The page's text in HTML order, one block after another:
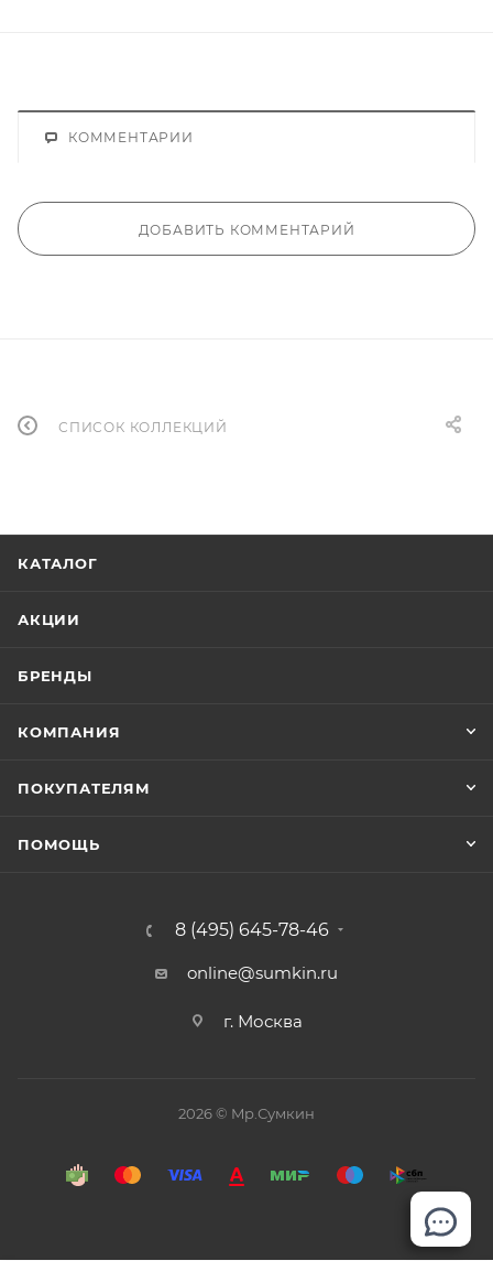
КОММЕНТАРИИ
ДОБАВИТЬ КОММЕНТАРИЙ
СПИСОК КОЛЛЕКЦИЙ
КАТАЛОГ
АКЦИИ
БРЕНДЫ
КОМПАНИЯ
ПОКУПАТЕЛЯМ
ПОМОЩЬ
8 (495) 645-78-46
online@sumkin.ru
г. Москва
2026 © Mр.Сумкин